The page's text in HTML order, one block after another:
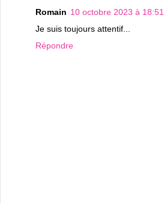
Romain 10 octobre 2023 à 18:51
Je suis toujours attentif...
Répondre